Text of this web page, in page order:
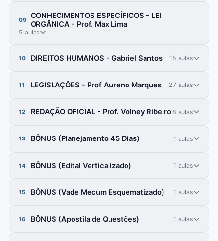
09
CONHECIMENTOS ESPECÍFICOS - LEI
ORGÂNICA - Prof. Max Lima
5 aulas
10 DIREITOS HUMANOS - Gabriel Santos 15 aulas
11 LEGISLAÇÕES - Prof Aureno Marques 27 aulas
12 REDAÇÃO OFICIAL - Prof. Volney Ribeiro8 aulas
13 BÔNUS (Planejamento 45 Dias) 1 aulas
14 BÔNUS (Edital Verticalizado) 1 aulas
15 BÔNUS (Vade Mecum Esquematizado) 1 aulas
16 BÔNUS (Apostila de Questões) 1 aulas